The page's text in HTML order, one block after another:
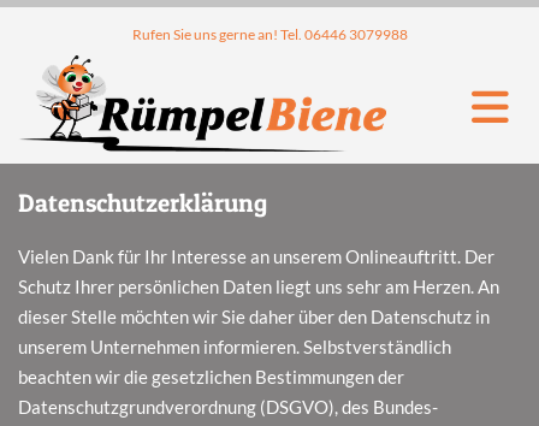
Rufen Sie uns gerne an! Tel. 06446 3079988
Datenschutzerklärung
Vielen Dank für Ihr Interesse an unserem Onlineauftritt. Der
Schutz Ihrer persönlichen Daten liegt uns sehr am Herzen. An
dieser Stelle möchten wir Sie daher über den Datenschutz in
unserem Unternehmen informieren. Selbstverständlich
beachten wir die gesetzlichen Bestimmungen der
Datenschutzgrundverordnung (DSGVO), des Bundes-